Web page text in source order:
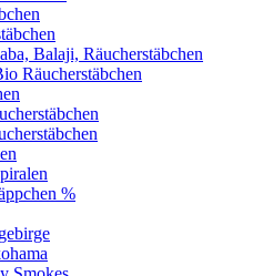
Balaji, Räucherstäbchen
Räucherstäbchen
%